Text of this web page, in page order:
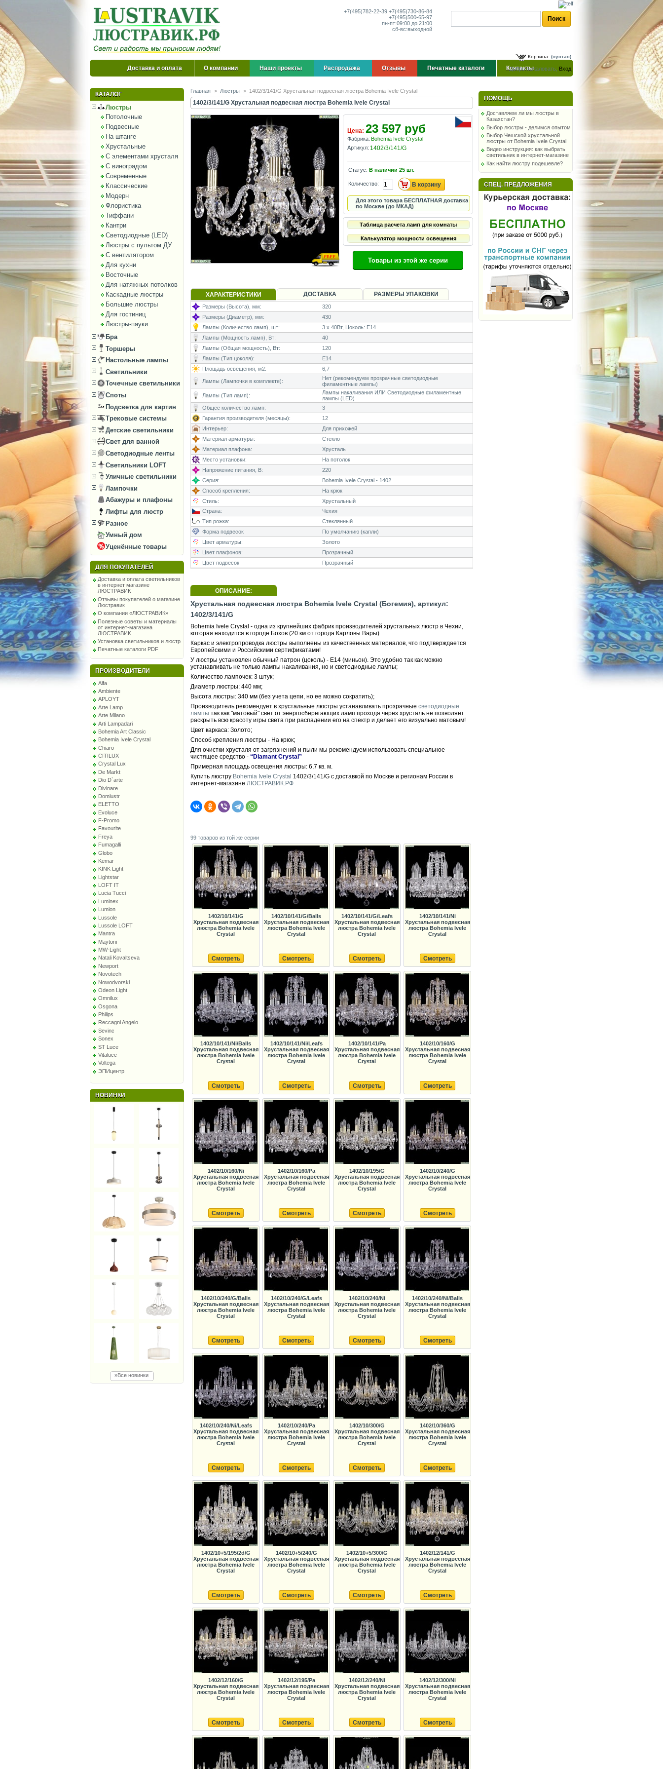
+7(495)782-22-39 +7(495)730-86-84
+7(495)500-65-97
пн-пт:09:00 до 21:00
сб-вс:выходной
Корзина: (пустая)
Добро пожаловать, Вход
Доставка и оплата О компании Наши проекты Распродажа Отзывы Печатные каталоги Контакты
КАТАЛОГ
Люстры
Потолочные
Подвесные
На штанге
Хрустальные
С элементами хрусталя
С виноградом
Современные
Классические
Модерн
Флористика
Тиффани
Кантри
Светодиодные (LED)
Люстры с пультом ДУ
С вентилятором
Для кухни
Восточные
Для натяжных потолков
Каскадные люстры
Большие люстры
Для гостиниц
Люстры-пауки
Бра
Торшеры
Настольные лампы
Светильники
Точечные светильники
Споты
Подсветка для картин
Трековые системы
Детские светильники
Свет для ванной
Светодиодные ленты
Светильники LOFT
Уличные светильники
Лампочки
Абажуры и плафоны
Лифты для люстр
Разное
Умный дом
Уценённые товары
ДЛЯ ПОКУПАТЕЛЕЙ
Доставка и оплата светильников
в интернет магазине
ЛЮСТРАВИК
Отзывы покупателей о магазине
Люстравик
О компании «ЛЮСТРАВИК»
Полезные советы и материалы
от интернет-магазина
ЛЮСТРАВИК
Установка светильников и люстр
Печатные каталоги PDF
ПРОИЗВОДИТЕЛИ
Alfa
Ambiente
APLOYT
Arte Lamp
Arte Milano
Arti Lampadari
Bohemia Art Classic
Bohemia Ivele Crystal
Chiaro
CITILUX
Crystal Lux
De Markt
Dio D`arte
Divinare
Domlustr
ELETTO
Evoluce
F-Promo
Favourite
Freya
Fumagalli
Globo
Kemar
KINK Light
Lightstar
LOFT IT
Lucia Tucci
Luminex
Lumion
Lussole
Lussole LOFT
Mantra
Maytoni
MW-Light
Natali Kovaltseva
Newport
Novotech
Nowodvorski
Odeon Light
Omnilux
Osgona
Philips
Reccagni Angelo
Sevinc
Sonex
ST Luce
Vitaluce
Voltega
ЭПИцентр
НОВИНКИ
»Все новинки
Главная > Люстры > 1402/3/141/G Хрустальная подвесная люстра Bohemia Ivele Crystal
1402/3/141/G Хрустальная подвесная люстра Bohemia Ivele Crystal
Цена: 23 597 руб
Фабрика: Bohemia Ivele Crystal
Артикул: 1402/3/141/G
Статус: В наличии 25 шт.
Количество:
Для этого товара БЕСПЛАТНАЯ доставка
по Москве (до МКАД)
Таблица расчета ламп для комнаты
Калькулятор мощности освещения
Товары из этой же серии
ХАРАКТЕРИСТИКИ ДОСТАВКА РАЗМЕРЫ УПАКОВКИ
Размеры (Высота), мм:
320
Размеры (Диаметр), мм:
430
Лампы (Количество ламп), шт:
3 x 40Вт, Цоколь: E14
Лампы (Мощность ламп), Вт:
40
Лампы (Общая мощность), Вт:
120
Лампы (Тип цоколя):
E14
Площадь освещения, м2:
6,7
Лампы (Лампочки в комплекте):
Нет (рекомендуем прозрачные светодиодные
филаментные лампы)
Лампы (Тип ламп):
Лампы накаливания ИЛИ Светодиодные филаментные
лампы (LED)
Общее количество ламп:
3
Гарантия производителя (месяцы):
12
Интерьер:
Для прихожей
Материал арматуры:
Стекло
Материал плафона:
Хрусталь
Место установки:
На потолок
Напряжение питания, В:
220
Серия:
Bohemia Ivele Crystal - 1402
Способ крепления:
На крюк
Стиль:
Хрустальный
Страна:
Чехия
Тип рожка:
Стеклянный
Форма подвесок
По умолчанию (капли)
Цвет арматуры:
Золото
Цвет плафонов:
Прозрачный
Цвет подвесок
Прозрачный
ОПИСАНИЕ:
Хрустальная подвесная люстра Bohemia Ivele Crystal (Богемия), артикул:
1402/3/141/G
Bohemia Ivele Crystal - одна из крупнейших фабрик производителей хрустальных люстр в Чехии,
которая находится в городе Бохов (20 км от города Карловы Вары).
Каркас и электропроводка люстры выполнены из качественных материалов, что подтверждается
Европейскими и Российскими сертификатами!
У люстры установлен обычный патрон (цоколь) - E14 (миньон). Это удобно так как можно
устанавливать не только лампы накаливания, но и светодиодные лампы;
Количество лампочек: 3 штук;
Диаметр люстры: 440 мм;
Высота люстры: 340 мм (без учета цепи, но ее можно сократить);
Производитель рекомендует в хрустальные люстры устанавливать прозрачные светодиодные
лампы так как "матовый" свет от энергосберегающих ламп проходя через хрусталь не позволяет
раскрыть всю красоту игры света при распадении его на спектр и делает его визуально матовым!
Цвет каркаса: Золото;
Способ крепления люстры - На крюк;
Для очистки хрусталя от загрязнений и пыли мы рекомендуем использовать специальное
чистящее средство - “Diamant Crystal”
Примерная площадь освещения люстры: 6,7 кв. м.
Купить люстру Bohemia Ivele Crystal 1402/3/141/G с доставкой по Москве и регионам России в
интернет-магазине ЛЮСТРАВИК.РФ
99 товаров из той же серии
1402/10/141/G
Хрустальная подвесная
люстра Bohemia Ivele
Crystal
Смотреть
1402/10/141/G/Balls
Хрустальная подвесная
люстра Bohemia Ivele
Crystal
Смотреть
1402/10/141/G/Leafs
Хрустальная подвесная
люстра Bohemia Ivele
Crystal
Смотреть
1402/10/141/Ni
Хрустальная подвесная
люстра Bohemia Ivele
Crystal
Смотреть
1402/10/141/Ni/Balls
Хрустальная подвесная
люстра Bohemia Ivele
Crystal
Смотреть
1402/10/141/Ni/Leafs
Хрустальная подвесная
люстра Bohemia Ivele
Crystal
Смотреть
1402/10/141/Pa
Хрустальная подвесная
люстра Bohemia Ivele
Crystal
Смотреть
1402/10/160/G
Хрустальная подвесная
люстра Bohemia Ivele
Crystal
Смотреть
1402/10/160/Ni
Хрустальная подвесная
люстра Bohemia Ivele
Crystal
Смотреть
1402/10/160/Pa
Хрустальная подвесная
люстра Bohemia Ivele
Crystal
Смотреть
1402/10/195/G
Хрустальная подвесная
люстра Bohemia Ivele
Crystal
Смотреть
1402/10/240/G
Хрустальная подвесная
люстра Bohemia Ivele
Crystal
Смотреть
1402/10/240/G/Balls
Хрустальная подвесная
люстра Bohemia Ivele
Crystal
Смотреть
1402/10/240/G/Leafs
Хрустальная подвесная
люстра Bohemia Ivele
Crystal
Смотреть
1402/10/240/Ni
Хрустальная подвесная
люстра Bohemia Ivele
Crystal
Смотреть
1402/10/240/Ni/Balls
Хрустальная подвесная
люстра Bohemia Ivele
Crystal
Смотреть
1402/10/240/Ni/Leafs
Хрустальная подвесная
люстра Bohemia Ivele
Crystal
Смотреть
1402/10/240/Pa
Хрустальная подвесная
люстра Bohemia Ivele
Crystal
Смотреть
1402/10/300/G
Хрустальная подвесная
люстра Bohemia Ivele
Crystal
Смотреть
1402/10/360/G
Хрустальная подвесная
люстра Bohemia Ivele
Crystal
Смотреть
1402/10+5/195/2d/G
Хрустальная подвесная
люстра Bohemia Ivele
Crystal
Смотреть
1402/10+5/240/G
Хрустальная подвесная
люстра Bohemia Ivele
Crystal
Смотреть
1402/10+5/300/G
Хрустальная подвесная
люстра Bohemia Ivele
Crystal
Смотреть
1402/12/141/G
Хрустальная подвесная
люстра Bohemia Ivele
Crystal
Смотреть
1402/12/160/G
Хрустальная подвесная
люстра Bohemia Ivele
Crystal
Смотреть
1402/12/195/Pa
Хрустальная подвесная
люстра Bohemia Ivele
Crystal
Смотреть
1402/12/240/Ni
Хрустальная подвесная
люстра Bohemia Ivele
Crystal
Смотреть
1402/12/300/Ni
Хрустальная подвесная
люстра Bohemia Ivele
Crystal
Смотреть
ПОМОЩЬ
Доставляем ли мы люстры в
Казахстан?
Выбор люстры - делимся опытом
Выбор Чешской хрустальной
люстры от Bohemia Ivele Crystal
Видео инструкция: как выбрать
светильник в интернет-магазине
Как найти люстру подешевле?
СПЕЦ. ПРЕДЛОЖЕНИЯ